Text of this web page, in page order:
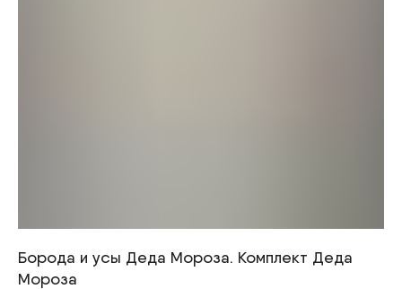
Борода и усы Деда Мороза. Комплект Деда
Мороза